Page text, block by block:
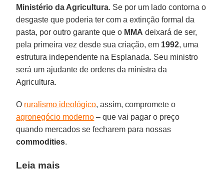
Ministério da Agricultura. Se por um lado contorna o
desgaste que poderia ter com a extinção formal da
pasta, por outro garante que o MMA deixará de ser,
pela primeira vez desde sua criação, em 1992, uma
estrutura independente na Esplanada. Seu ministro
será um ajudante de ordens da ministra da
Agricultura.
O ruralismo ideológico, assim, compromete o
agronegócio moderno – que vai pagar o preço
quando mercados se fecharem para nossas
commodities.
Leia mais